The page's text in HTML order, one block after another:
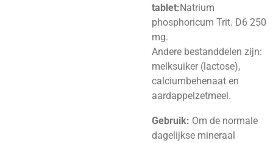
tablet: Natrium
phosphoricum Trit. D6 250
mg.
Andere bestanddelen zijn:
melksuiker (lactose),
calciumbehenaat en
aardappelzetmeel.
Gebruik: Om de normale
dagelijkse mineraal